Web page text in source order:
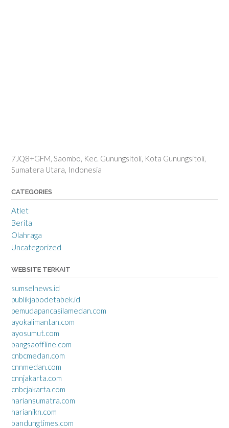
7JQ8+GFM, Saombo, Kec. Gunungsitoli, Kota Gunungsitoli,
Sumatera Utara, Indonesia
CATEGORIES
Atlet
Berita
Olahraga
Uncategorized
WEBSITE TERKAIT
sumselnews.id
publikjabodetabek.id
pemudapancasilamedan.com
ayokalimantan.com
ayosumut.com
bangsaoffline.com
cnbcmedan.com
cnnmedan.com
cnnjakarta.com
cnbcjakarta.com
hariansumatra.com
harianikn.com
bandungtimes.com